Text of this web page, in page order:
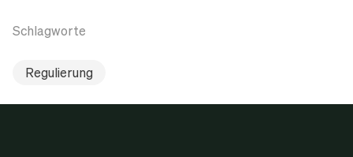
Schlagworte
Regulierung